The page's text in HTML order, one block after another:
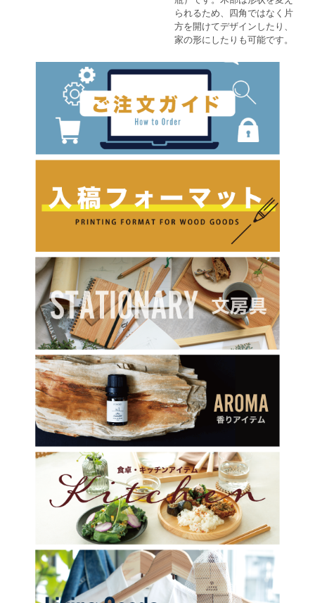
られるため、四角ではなく片
方を開けてデザインしたり、
家の形にしたりも可能です。